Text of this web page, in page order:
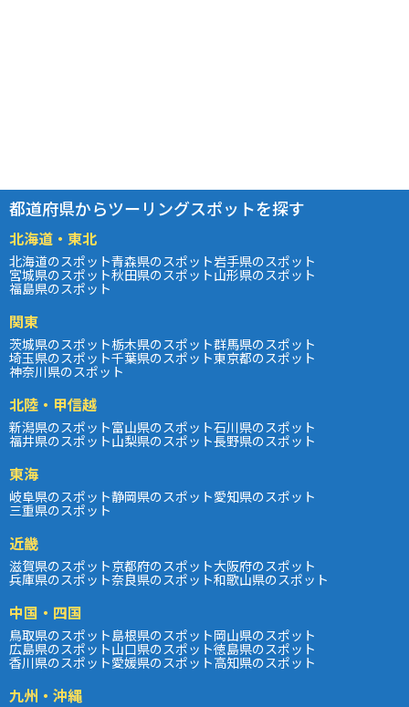
都道府県からツーリングスポットを探す
北海道・東北
北海道のスポット青森県のスポット岩手県のスポット
宮城県のスポット秋田県のスポット山形県のスポット
福島県のスポット
関東
茨城県のスポット栃木県のスポット群馬県のスポット
埼玉県のスポット千葉県のスポット東京都のスポット
神奈川県のスポット
北陸・甲信越
新潟県のスポット富山県のスポット石川県のスポット
福井県のスポット山梨県のスポット長野県のスポット
東海
岐阜県のスポット静岡県のスポット愛知県のスポット
三重県のスポット
近畿
滋賀県のスポット京都府のスポット大阪府のスポット
兵庫県のスポット奈良県のスポット和歌山県のスポット
中国・四国
鳥取県のスポット島根県のスポット岡山県のスポット
広島県のスポット山口県のスポット徳島県のスポット
香川県のスポット愛媛県のスポット高知県のスポット
九州・沖縄